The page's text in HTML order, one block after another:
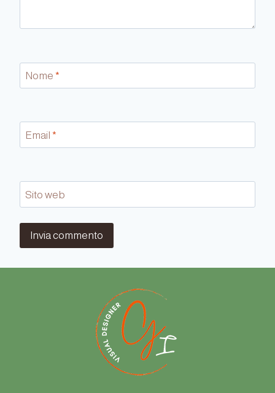
Nome *
Email *
Sito web